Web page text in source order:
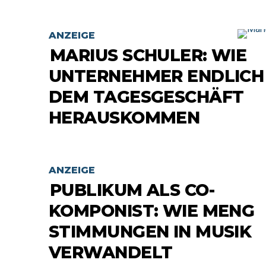
ANZEIGE
MARIUS SCHULER: WIE
UNTERNEHMER
DEM TAGESGESCHÄFT
HERAUSKOMMEN
ANZEIGE
PUBLIKUM ALS CO-
KOMPONIST: WIE MENG
STIMMUNGEN IN MUSIK
VERWANDELT